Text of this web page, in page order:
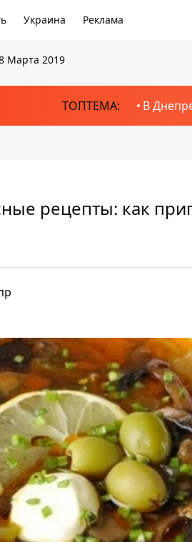
Украина Реклама
Марта 2019
ТОПТЕМА: В
рецепты: как